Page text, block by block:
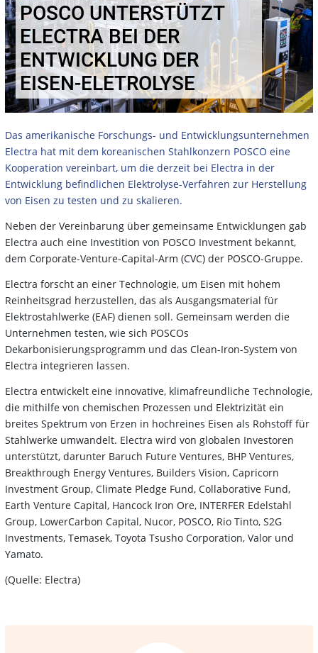
POSCO UNTERSTÜTZT
ELECTRA BEI DER
ENTWICKLUNG DER
EISEN-ELETROLYSE
Das amerikanische Forschungs- und Entwicklungsunternehmen
Electra hat mit dem koreanischen Stahlkonzern POSCO eine
Kooperation vereinbart, um die derzeit bei Electra in der
Entwicklung befindlichen Elektrolyse-Verfahren zur Herstellung
von Eisen zu testen und zu skalieren.
Neben der Vereinbarung über gemeinsame Entwicklungen gab
Electra auch eine Investition von POSCO Investment bekannt,
dem Corporate-Venture-Capital-Arm (CVC) der POSCO-Gruppe.
Electra forscht an einer Technologie, um Eisen mit hohem
Reinheitsgrad herzustellen, das als Ausgangsmaterial für
Elektrostahlwerke (EAF) dienen soll. Gemeinsam werden die
Unternehmen testen, wie sich POSCOs
Dekarbonisierungsprogramm und das Clean-Iron-System von
Electra integrieren lassen.
Electra entwickelt eine innovative, klimafreundliche Technologie,
die mithilfe von chemischen Prozessen und Elektrizität ein
breites Spektrum von Erzen in hochreines Eisen als Rohstoff für
Stahlwerke umwandelt. Electra wird von globalen Investoren
unterstützt, darunter Baruch Future Ventures, BHP Ventures,
Breakthrough Energy Ventures, Builders Vision, Capricorn
Investment Group, Climate Pledge Fund, Collaborative Fund,
Earth Venture Capital, Hancock Iron Ore, INTERFER Edelstahl
Group, LowerCarbon Capital, Nucor, POSCO, Rio Tinto, S2G
Investments, Temasek, Toyota Tsusho Corporation, Valor und
Yamato.
(Quelle: Electra)